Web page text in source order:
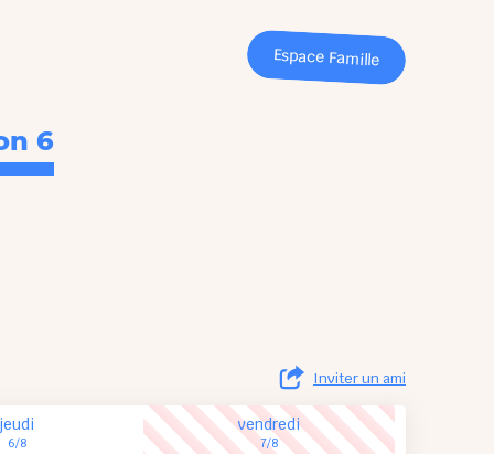
Espace Famille
6
Inviter un ami
jeudi
6/8
vendredi
7/8